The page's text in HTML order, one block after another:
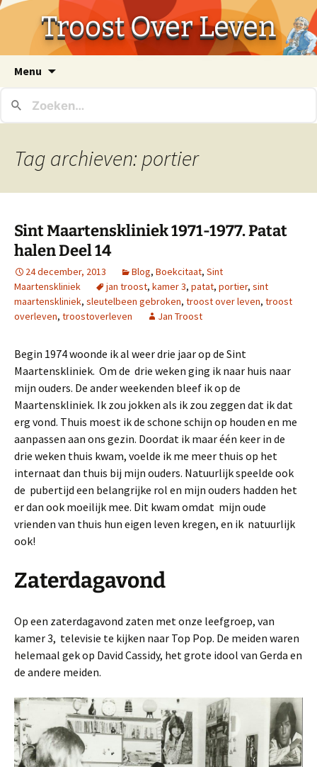
Troost Over Leven
Menu
inhoud
Tag archieven: portier
Sint Maartenskliniek 1971-1977. Patat
halen Deel 14
24 december, 2013 Blog, Boekcitaat, Sint
Maartenskliniek
jan troost, kamer 3, patat, portier, sint
maartenskliniek, sleutelbeen gebroken, troost over leven, troost
overleven, troostoverleven Jan Troost
Begin 1974 woonde ik al weer drie jaar op de Sint
Maartenskliniek. Om de drie weken ging ik naar huis naar
mijn ouders. De ander weekenden bleef ik op de
Maartenskliniek. Ik zou jokken als ik zou zeggen dat ik dat
erg vond. Thuis moest ik de schone schijn op houden en me
aanpassen aan ons gezin. Doordat ik maar één keer in de
drie weken thuis kwam, voelde ik me meer thuis op het
internaat dan thuis bij mijn ouders. Natuurlijk speelde ook
de pubertijd een belangrijke rol en mijn ouders hadden het
er dan ook moeilijk mee. Dit kwam omdat mijn oude
vrienden van thuis hun eigen leven kregen, en ik natuurlijk
ook!
Zaterdagavond
Op een zaterdagavond zaten met onze leefgroep, van
kamer 3, televisie te kijken naar Top Pop. De meiden waren
helemaal gek op David Cassidy, het grote idool van Gerda en
de andere meiden.